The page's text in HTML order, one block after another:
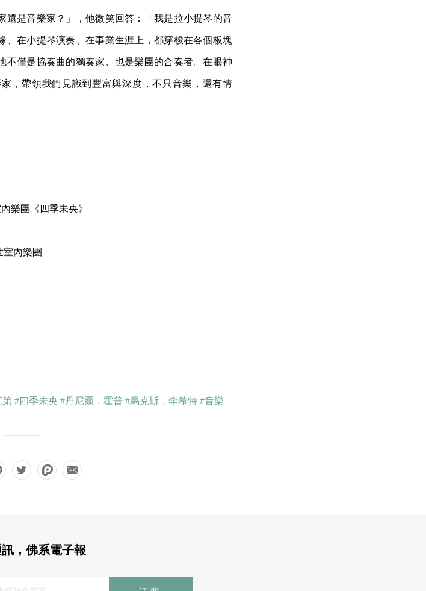
還是音樂家？」，他微笑回答：「我是拉小提琴的音
、在小提琴演奏、在事業生涯上，都穿梭在各個板塊
不僅是協奏曲的獨奏家、也是樂團的合奏者。在眼神
，帶領我們見識到豐富與深度，不只音樂，還有情
樂團《四季未央》
室內樂團
第 #四季未央 #丹尼爾．霍普 #馬克斯．李希特 #音樂
，佛系電子報